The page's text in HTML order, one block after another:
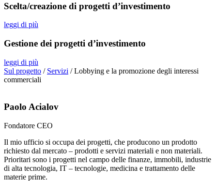
Scelta/creazione di progetti d’investimento
leggi di più
Gestione dei progetti d’investimento
leggi di più
Sul progetto / Servizi /Lobbying e la promozione degli interessi
commerciali
Paolo Acialov
Fondatore CEO
Il mio ufficio si occupa dei progetti, che producono un prodotto
richiesto dal mercato – prodotti e servizi materiali e non materiali.
Prioritari sono i progetti nel campo delle finanze, immobili, industrie
di alta tecnologia, IT – tecnologie, medicina e trattamento delle
materie prime.